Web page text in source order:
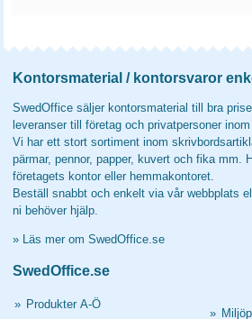
Kontorsmaterial / kontorsvaror
SwedOffice säljer kontorsmaterial till bra
leveranser till företag och privatpersoner
Vi har ett stort sortiment inom
pärmar, pennor, papper, kuvert och fika mm.
företagets kontor eller hemmakontoret.
Beställ snabbt och enkelt via vår webbplats
ni behöver hjälp.
» Läs mer om SwedOffice.se
SwedOffice.se
» Produkter A-Ö
»